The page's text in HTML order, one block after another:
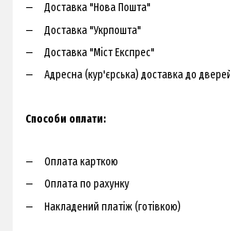
Доставка "Нова Пошта"
Доставка "Укрпошта"
Доставка "Міст Експрес"
Адресна (кур'єрська) доставка до
Способи оплати:
Оплата карткою
Оплата по рахунку
Накладений платіж (готівкою)